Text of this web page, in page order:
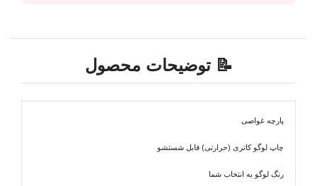
📝 توضیحات محصول
پارچه غواصی
چاپ لوگو کاتری (حرارتی) قابل شستشو
رنگ لوگو به انتخاب شما